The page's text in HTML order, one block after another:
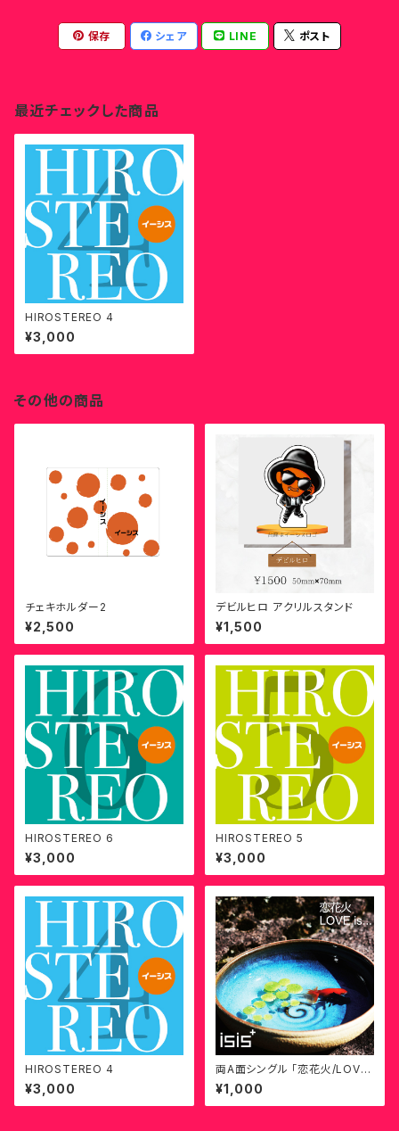
保存 シェア LINE ポスト
最近チェックした商品
HIROSTEREO 4
¥3,000
その他の商品
チェキホルダー2
¥2,500
デビルヒロ アクリルスタンド
¥1,500
HIROSTEREO 6
¥3,000
HIROSTEREO 5
¥3,000
HIROSTEREO 4
¥3,000
両A面シングル 「恋花火/LOVE
is...」
¥1,000